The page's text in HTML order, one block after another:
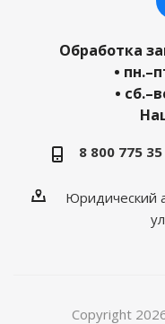
Обработка
•
•
8 800 775
Юридический
Copyright